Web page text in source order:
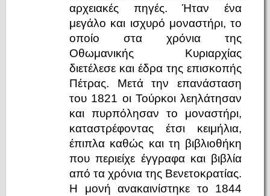
αρχειακές πηγές. Ήταν ένα
μεγάλο και ισχυρό μοναστήρι, το
οποίο στα χρόνια της
Οθωμανικής Κυριαρχίας
διετέλεσε και έδρα της επισκοπής
Πέτρας. Μετά την επανάσταση
του 1821 οι Τούρκοι λεηλάτησαν
και πυρπόλησαν το μοναστήρι,
καταστρέφοντας έτσι κειμήλια,
έπιπλα καθώς και τη βιβλιοθήκη
που περιείχε έγγραφα και βιβλία
από τα χρόνια της Βενετοκρατίας.
Η μονή ανακαινίστηκε το 1844